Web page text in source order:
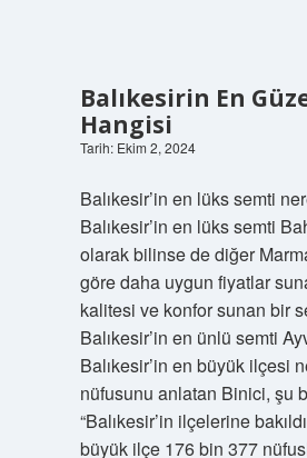
Balıkesirin En
Hangisi
Tarih: Ekim 2, 2024
Balıkesir’in en lüks semti
Balıkesir’in en lüks semti
olarak bilinse de diğer
göre daha uygun fiyatlar
kalitesi ve konfor sunan bir
Balıkesir’in en ünlü semti
Balıkesir’in en büyük ilçesi
nüfusunu anlatan Binici, şu
“Balıkesir’in ilçelerine
büyük ilçe 176 bin 377